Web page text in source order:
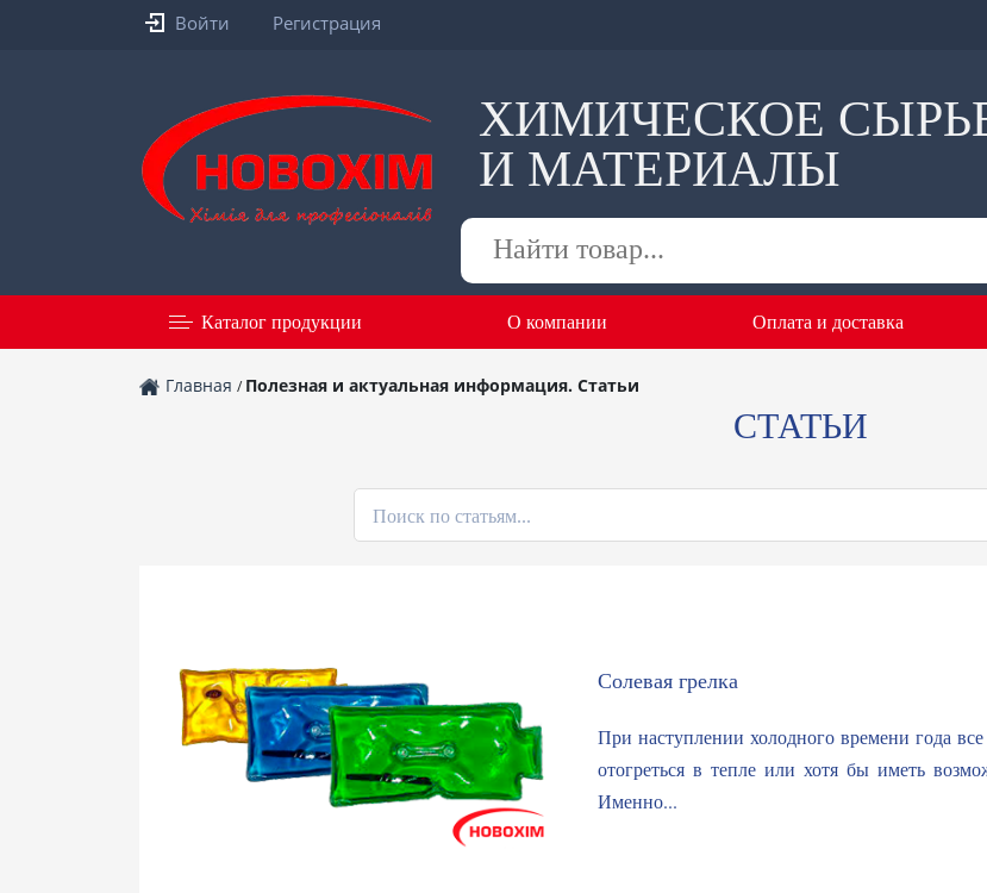
Войти Регистрация
ХИМИЧЕСКОЕ
И МАТЕРИАЛЫ
товаров
Каталог продукции О компании Оплата и доставка
Главная / Полезная и актуальная информация. Статьи
СТАТЬИ
Солевая грелка
При наступлении холодного времени года
отогреться в тепле или хотя бы иметь
Именно...